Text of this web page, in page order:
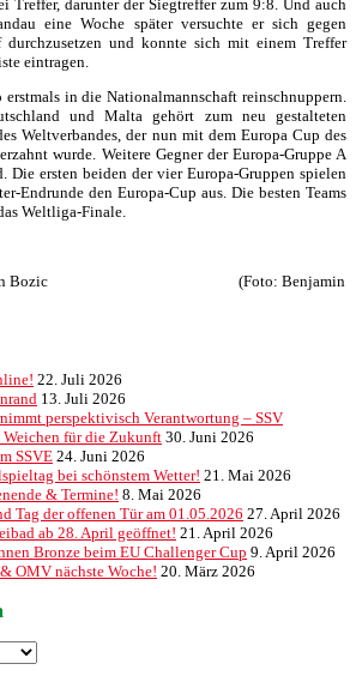
Treffer, darunter der Siegtreffer zum 9:8. Und auch
eine Woche später versuchte er sich gegen
durchzusetzen und konnte sich mit einem Treffer
eintragen.
in die Nationalmannschaft reinschnuppern.
und Malta gehört zum neu gestalteten
Weltverbandes, der nun mit dem Europa Cup des
wurde. Weitere Gegner der Europa-Gruppe A
Die ersten beiden der vier Europa-Gruppen spielen
Endrunde den Europa-Cup aus. Die besten Teams
Weltliga-Finale.
Zoran Bozic (Foto: Benjamin
22. Juli 2026
13. Juli 2026
perspektivisch Verantwortung – SSV
für die Zukunft30. Juni 2026
SSVE 24. Juni 2026
bei schönstem Wetter! 21. Mai 2026
& Termine! 8. Mai 2026
Tag der offenen Tür am 01.05.2026 27. April 2026
ab 28. April geöffnet! 21. April 2026
Bronze beim EU Challenger Cup 9. April 2026
OMV nächste Woche! 20. März 2026